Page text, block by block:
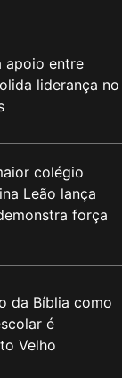
apoio entre
liderança no
colégio
Leão lança
força
da Bíblia como
é
Velho